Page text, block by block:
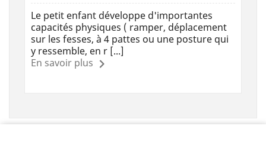
Le petit enfant développe d'importantes
capacités physiques ( ramper, déplacement
sur les fesses, à 4 pattes ou une posture qui
y ressemble, en r [...]
En savoir plus